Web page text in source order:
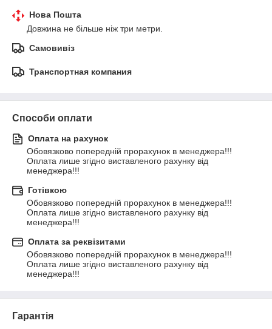
Нова Пошта
Довжина не більше ніж три метри.
Самовивіз
Транспортная компания
Способи оплати
Оплата на рахунок
Обовязково попередній прорахунок в менеджера!!!
Оплата лише згідно виставленого рахунку від
менеджера!!!
Готівкою
Обовязково попередній прорахунок в менеджера!!!
Оплата лише згідно виставленого рахунку від
менеджера!!!
Оплата за реквізитами
Обовязково попередній прорахунок в менеджера!!!
Оплата лише згідно виставленого рахунку від
менеджера!!!
Гарантія